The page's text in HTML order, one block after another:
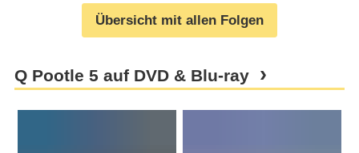
Übersicht mit allen Folgen
Q Pootle 5 auf DVD & Blu-ray